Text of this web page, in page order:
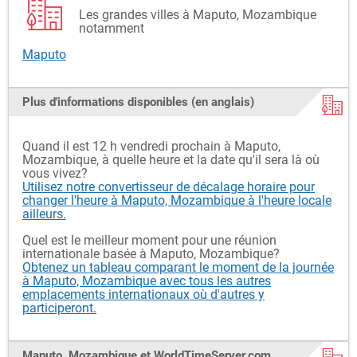
Les grandes villes à Maputo, Mozambique
notamment
Maputo
Plus d'informations disponibles (en anglais)
Quand il est 12 h vendredi prochain à Maputo,
Mozambique, à quelle heure et la date qu'il sera là où
vous vivez?
Utilisez notre convertisseur de décalage horaire pour
changer l'heure à Maputo, Mozambique à l'heure locale
ailleurs.
Quel est le meilleur moment pour une réunion
internationale basée à Maputo, Mozambique?
Obtenez un tableau comparant le moment de la journée
à Maputo, Mozambique avec tous les autres
emplacements internationaux où d'autres y
participeront.